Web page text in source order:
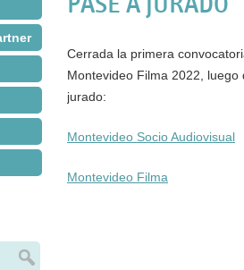
Cerrada la primera
Montevideo Filma 2022,
jurado:
Montevideo Socio Audiovisual
Montevideo Filma